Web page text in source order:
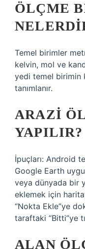
ÖLÇME
Temel birimler
kelvin, mol ve
yedi temel birimin
tanımlanır.
ARAZI
YAPILIR?
İpuçları: Android
Google Earth
veya dünyada bir
eklemek için
“Nokta Ekle”ye
taraftaki “Bitti”ye
ALAN